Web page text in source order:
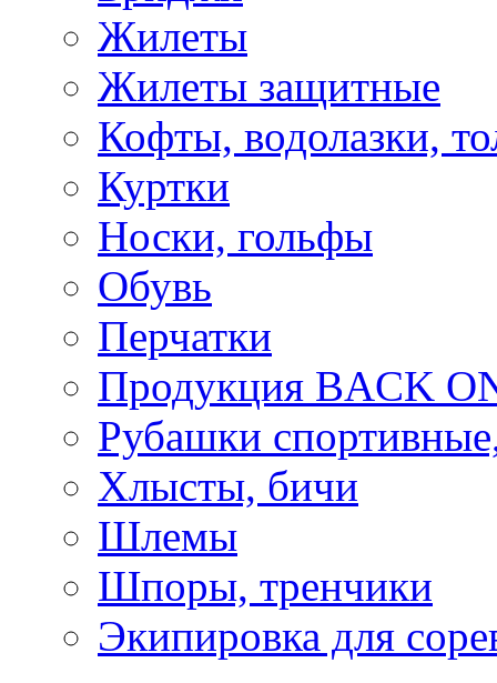
Жилеты
Жилеты защитные
Кофты, водолазки,
Куртки
Носки, гольфы
Обувь
Перчатки
Продукция BACK
Рубашки
Хлысты, бичи
Шлемы
Шпоры, тренчики
Экипировка для